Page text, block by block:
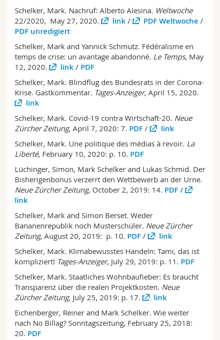
Schelker, Mark. Nachruf: Alberto Alesina. Weltwoche
22/2020, May 27, 2020.
link/ PDF Weltwoche /
PDF unredigiert
Schelker, Mark and Yannick Schmutz. Fédéralisme en
temps de crise: un avantage abandonné. Le Temps, May
12, 2020.
link/ PDF
Schelker, Mark. Blindflug des Bundesrats in der Corona-
Krise. Gastkommentar. Tages-Anzeiger, April 15, 2020.
link
Schelker, Mark. Covid-19 contra Wirtschaft-20. Neue
Zürcher Zeitung, April 7, 2020: 7. PDF / link
Schelker, Mark. Une politique des médias à revoir. La
Liberté, February 10, 2020: p. 10. PDF
Lüchinger, Simon, Mark Schelker and Lukas Schmid. Der
Bisherigenbonus verzerrt den Wettbewerb an der Urne.
Neue Zürcher Zeitung, October 2, 2019: 14. PDF /
link
Schelker, Mark and Simon Berset. Weder
Bananenrepublik noch Musterschüler. Neue Zürcher
Zeitung, August 20, 2019: p. 10. PDF / link
Schelker, Mark. Klimabewusstes Handeln: Tami, das ist
kompliziert! Tages-Anzeiger, July 29, 2019: p. 11. PDF
Schelker, Mark. Staatliches Wohnbaufieber: Es braucht
Transparenz über die realen Projektkosten. Neue
Zürcher Zeitung, July 25, 2019: p. 17. link
Eichenberger, Reiner and Mark Schelker. Wie weiter
nach No Billag? Sonntagszeitung, February 25, 2018:
20. PDF